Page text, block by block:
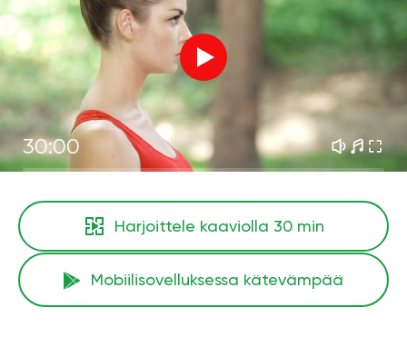
30:00
Harjoittele kaaviolla 30 min
Mobiilisovelluksessa kätevämpää